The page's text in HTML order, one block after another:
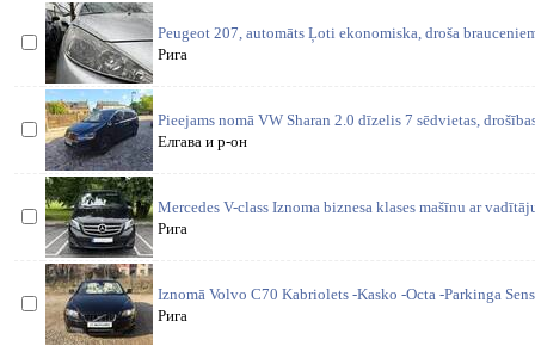
Peugeot 207, automāts Ļoti ekonomiska, droša
Рига
Pieejams nomā VW Sharan 2.0 dīzelis 7 sēdvietas,
Елгава и р-он
Mercedes V-class Iznoma biznesa klases mašīnu ar
Рига
Iznomā Volvo C70 Kabriolets -Kasko -Octa -Parkinga
Рига